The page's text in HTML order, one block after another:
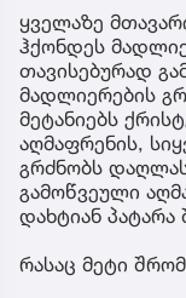
ყველაზე
ჰქონდეს
თავისებურად
მადლიერების
მეტანიებს
აღმაფრენის,
გრძნობს
გამოწვეული
დახტიან
რასაც მეტი